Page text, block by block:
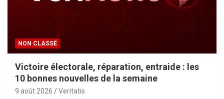
NON CLASSÉ
Victoire électorale, réparation, entraide : les
10 bonnes nouvelles de la semaine
9 août 2026 Veritatis